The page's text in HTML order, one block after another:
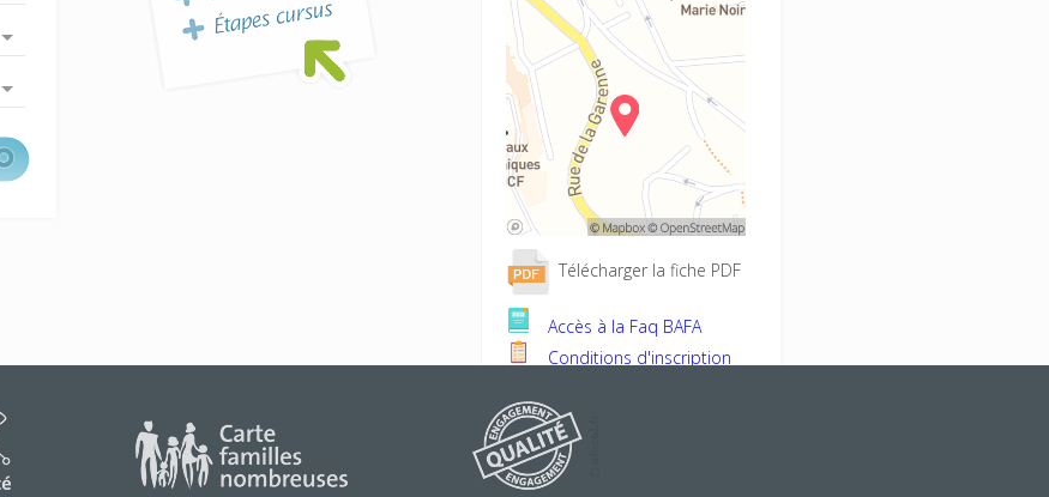
Télécharger la fiche PDF
Accès à la Faq BAFA
Conditions d'inscription